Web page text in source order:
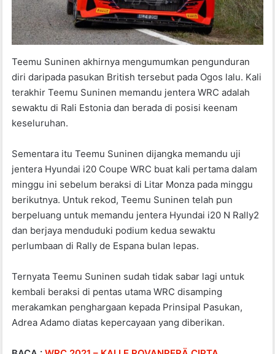
Teemu Suninen akhirnya mengumumkan pengunduran
diri daripada pasukan British tersebut pada Ogos lalu. Kali
terakhir Teemu Suninen memandu jentera WRC adalah
sewaktu di Rali Estonia dan berada di posisi keenam
keseluruhan.
Sementara itu Teemu Suninen dijangka memandu uji
jentera Hyundai i20 Coupe WRC buat kali pertama dalam
minggu ini sebelum beraksi di Litar Monza pada minggu
berikutnya. Untuk rekod, Teemu Suninen telah pun
berpeluang untuk memandu jentera Hyundai i20 N Rally2
dan berjaya menduduki podium kedua sewaktu
perlumbaan di Rally de Espana bulan lepas.
Ternyata Teemu Suninen sudah tidak sabar lagi untuk
kembali beraksi di pentas utama WRC disamping
merakamkan penghargaan kepada Prinsipal Pasukan,
Adrea Adamo diatas kepercayaan yang diberikan.